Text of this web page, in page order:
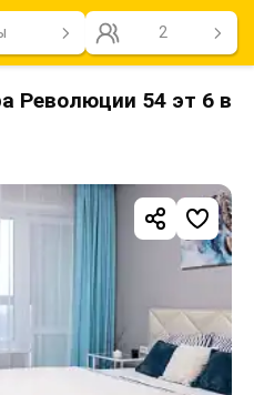
2
Революции 54 эт 6 в